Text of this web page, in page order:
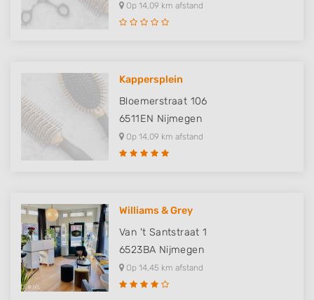
Op 14,09 km afstand
Kappersplein
Bloemerstraat 106
6511EN Nijmegen
Op 14,09 km afstand
Williams & Grey
Van 't Santstraat 1
6523BA Nijmegen
Op 14,45 km afstand